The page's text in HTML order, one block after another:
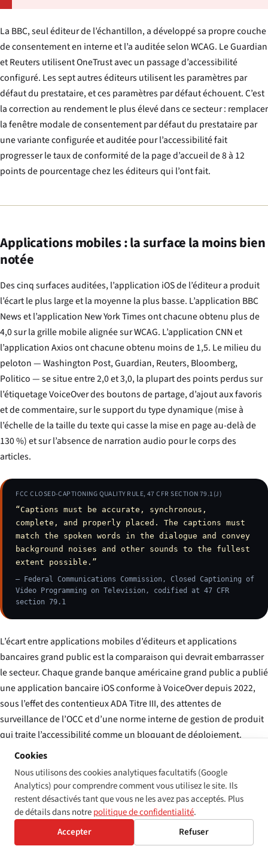
La BBC, seul éditeur de l’échantillon, a développé sa propre couche
de consentement en interne et l’a auditée selon WCAG. Le Guardian
et Reuters utilisent OneTrust avec un passage d’accessibilité
configuré. Les sept autres éditeurs utilisent les paramètres par
défaut du prestataire, et ces paramètres par défaut échouent. C’est
la correction au rendement le plus élevé dans ce secteur : remplacer
la fenêtre modale de consentement par défaut du prestataire par
une variante configurée et auditée pour l’accessibilité fait
progresser le taux de conformité de la page d’accueil de 8 à 12
points de pourcentage chez les éditeurs qui l’ont fait.
Applications mobiles : la surface la moins bien
notée
Des cinq surfaces auditées, l’application iOS de l’éditeur a produit
l’écart le plus large et la moyenne la plus basse. L’application BBC
News et l’application New York Times ont chacune obtenu plus de
4,0 sur la grille mobile alignée sur WCAG. L’application CNN et
l’application Axios ont chacune obtenu moins de 1,5. Le milieu du
peloton — Washington Post, Guardian, Reuters, Bloomberg,
Politico — se situe entre 2,0 et 3,0, la plupart des points perdus sur
l’étiquetage VoiceOver des boutons de partage, d’ajout aux favoris
et de commentaire, sur le support du type dynamique (mise à
l’échelle de la taille du texte qui casse la mise en page au-delà de
130 %) et sur l’absence de narration audio pour le corps des
articles.
FCC CLOSED-CAPTIONING QUALITY RULE, 47 CFR SECTION 79.1(J)
“Captions must be accurate, synchronous,
complete, and properly placed. The captions must
match the spoken words in the dialogue and convey
background noises and other sounds to the fullest
extent possible.”
— Federal Communications Commission, Closed Captioning of
Video Programming on Television, codified at 47 CFR
section 79.1
L’écart entre applications mobiles d’éditeurs et applications
bancaires grand public est la comparaison qui devrait embarrasser
le secteur. Chaque grande banque américaine grand public a publié
une application bancaire iOS conforme à VoiceOver depuis 2022,
sous l’effet des contentieux ADA Titre III, des attentes de
surveillance de l’OCC et d’une norme interne de gestion de produit
qui traite l’accessibilité comme un bloquant de déploiement.
Aucune norme équivalente n’opère au sein des organisations
produit des applications éditoriales de notre échantillon, à
l’exception partielle de la BBC et du New York Times.
Cookies
Nous utilisons des cookies analytiques facultatifs (Google
Analytics) pour comprendre comment vous utilisez le site. Ils
restent désactivés tant que vous ne les avez pas acceptés. Plus
de détails dans notrepolitique de confidentialité.
Accepter
Refuser